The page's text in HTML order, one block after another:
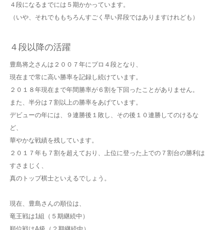
４段になるまでには５期かかっています。
（いや、それでももちろんすごく早い昇段ではありますけれども）
４段以降の活躍
豊島将之さんは２００７年にプロ４段となり、
現在まで常に高い勝率を記録し続けています。
２０１８年現在まで年間勝率が６割を下回ったことがありません。
また、半分は７割以上の勝率をあげています。
デビューの年には、９連勝後１敗し、その後１０連勝してのけるな
ど、
華やかな戦績を残しています。
２０１７年も７割を超えており、上位に登った上での７割台の勝利は
すさまじく、
真のトップ棋士といえるでしょう。
現在、豊島さんの順位は、
竜王戦は1組（５期継続中）